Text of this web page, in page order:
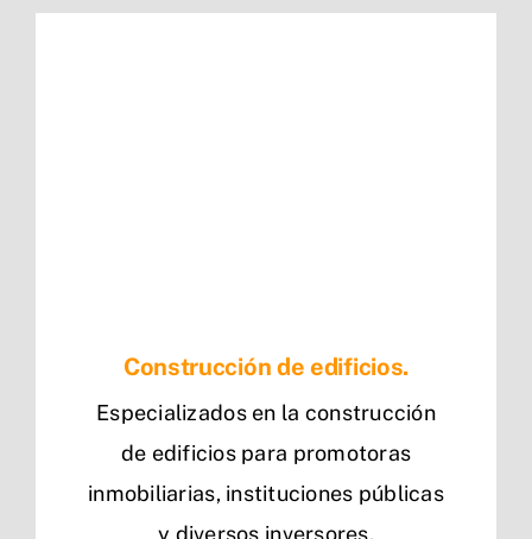
Construcción de edificios.
Especializados en la construcción
de edificios para promotoras
inmobiliarias, instituciones públicas
y diversos inversores.